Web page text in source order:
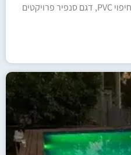
גליל מערבי – ירכא בריכת ברזל, חיפוי PVC, דגם סנפיר פרויקטים